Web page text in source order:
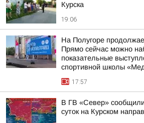
Курска
19:06
На Полугоре
Прямо сейчас можно
показательные
спортивной школы
17:57
В ГВ «Север»
суток на Курском